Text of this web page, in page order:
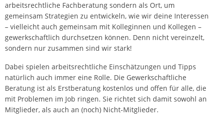
arbeitsrechtliche Fachberatung sondern als Ort, um
gemeinsam Strategien zu entwickeln, wie wir deine Interessen
– vielleicht auch gemeinsam mit Kolleginnen und Kollegen –
gewerkschaftlich durchsetzen können. Denn nicht vereinzelt,
sondern nur zusammen sind wir stark!
Dabei spielen arbeitsrechtliche Einschätzungen und Tipps
natürlich auch immer eine Rolle. Die Gewerkschaftliche
Beratung ist als Erstberatung kostenlos und offen für alle, die
mit Problemen im Job ringen. Sie richtet sich damit sowohl an
Mitglieder, als auch an (noch) Nicht-Mitglieder.